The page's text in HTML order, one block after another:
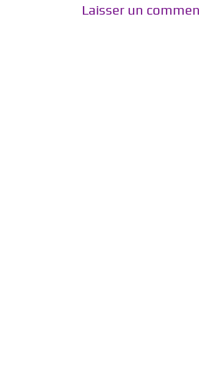
Laisser un